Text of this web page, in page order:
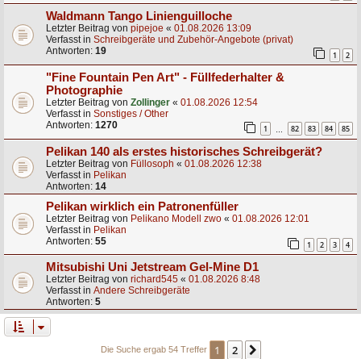
Waldmann Tango Linienguilloche
Letzter Beitrag von pipejoe « 01.08.2026 13:09
Verfasst in Schreibgeräte und Zubehör-Angebote (privat)
Antworten: 19 1 2
"Fine Fountain Pen Art" - Füllfederhalter &
Photographie
Letzter Beitrag von Zollinger « 01.08.2026 12:54
Verfasst in Sonstiges / Other
Antworten: 1270 1 82 83 84 85
Pelikan 140 als erstes historisches Schreibgerät?
Letzter Beitrag von Füllosoph « 01.08.2026 12:38
Verfasst in Pelikan
Antworten: 14
Pelikan wirklich ein Patronenfüller
Letzter Beitrag von Pelikano Modell zwo « 01.08.2026 12:01
Verfasst in Pelikan
Antworten: 55 1 2 3 4
Mitsubishi Uni Jetstream Gel-Mine D1
Letzter Beitrag von richard545 « 01.08.2026 8:48
Verfasst in Andere Schreibgeräte
Antworten: 5
Die Suche ergab 54 Treffer 1 2